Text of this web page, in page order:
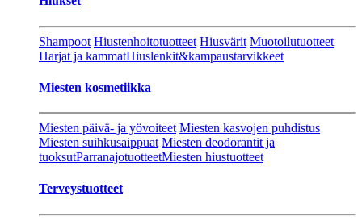
Shampoot Hiustenhoitotuotteet Hiusvärit Muotoilutuotteet
Harjat ja kammatHiuslenkit&kampaustarvikkeet
Miesten kosmetiikka
Miesten päivä- ja yövoiteet Miesten kasvojen puhdistus
Miesten suihkusaippuat Miesten deodorantit ja
tuoksutParranajotuotteetMiesten hiustuotteet
Terveystuotteet